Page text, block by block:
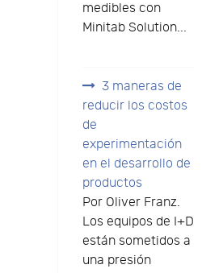
medibles con
Minitab Solution...
3 maneras de
reducir los costos
de
experimentación
en el desarrollo de
productos
Por Oliver Franz.
Los equipos de I+D
están sometidos a
una presión